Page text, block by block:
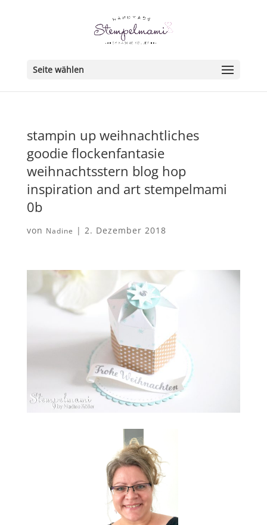
Seite wählen
stampin up weihnachtliches
goodie flockenfantasie
weihnachtsstern blog hop
inspiration and art stempelmami
0b
von Nadine | 2. Dezember 2018